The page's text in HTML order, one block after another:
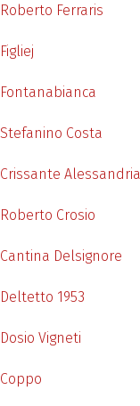
Roberto Ferraris
Figliej
Fontanabianca
Stefanino Costa
Crissante Alessandria
Roberto Crosio
Cantina Delsignore
Deltetto 1953
Dosio Vigneti
Coppo